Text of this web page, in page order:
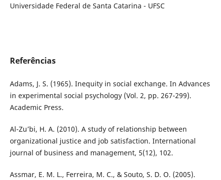
Universidade Federal de Santa Catarina - UFSC
Referências
Adams, J. S. (1965). Inequity in social exchange. In Advances
in experimental social psychology (Vol. 2, pp. 267-299).
Academic Press.
Al-Zu’bi, H. A. (2010). A study of relationship between
organizational justice and job satisfaction. International
journal of business and management, 5(12), 102.
Assmar, E. M. L., Ferreira, M. C., & Souto, S. D. O. (2005).